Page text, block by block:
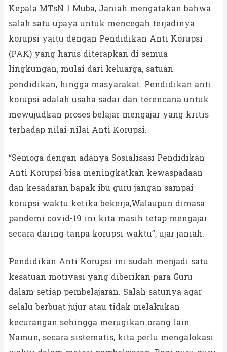
Kepala MTsN 1 Muba, Janiah mengatakan bahwa
salah satu upaya untuk mencegah terjadinya
korupsi yaitu dengan Pendidikan Anti Korupsi
(PAK) yang harus diterapkan di semua
lingkungan, mulai dari keluarga, satuan
pendidikan, hingga masyarakat. Pendidikan anti
korupsi adalah usaha sadar dan terencana untuk
mewujudkan proses belajar mengajar yang kritis
terhadap nilai-nilai Anti Korupsi.
“Semoga dengan adanya Sosialisasi Pendidikan
Anti Korupsi bisa meningkatkan kewaspadaan
dan kesadaran bapak ibu guru jangan sampai
korupsi waktu ketika bekerja,Walaupun dimasa
pandemi covid-19 ini kita masih tetap mengajar
secara daring tanpa korupsi waktu”, ujar janiah.
Pendidikan Anti Korupsi ini sudah menjadi satu
kesatuan motivasi yang diberikan para Guru
dalam setiap pembelajaran. Salah satunya agar
selalu berbuat jujur atau tidak melakukan
kecurangan sehingga merugikan orang lain.
Namun, secara sistematis, kita perlu mengalokasi